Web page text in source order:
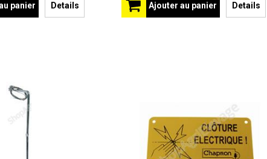
panier Details Ajouter au panier Details